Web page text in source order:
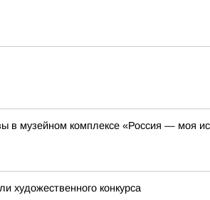
в музейном комплексе «Россия — моя
художественного конкурса